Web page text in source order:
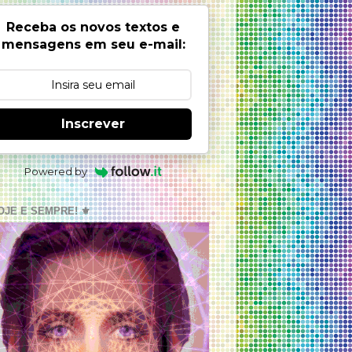
Receba os novos textos e
mensagens em seu e-mail:
Inscrever
Powered by
E SEMPRE! ⚜️